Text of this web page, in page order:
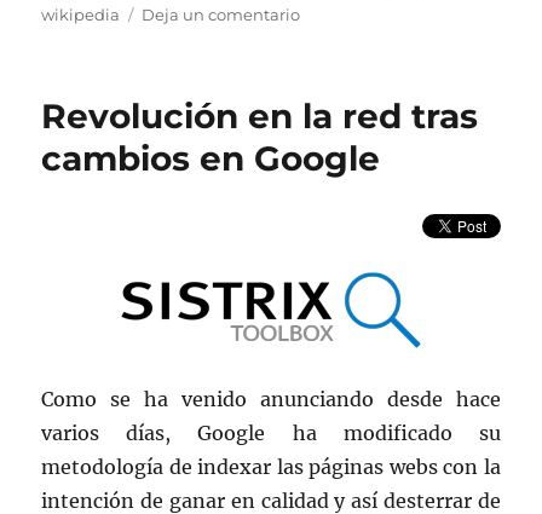
wikipedia
Deja un comentarioen
en
Revolución en la red tras
cambios en Google
Como se ha venido anunciando desde hace
varios días, Google ha modificado su
metodología de indexar las páginas webs con la
intención de ganar en calidad y así desterrar de